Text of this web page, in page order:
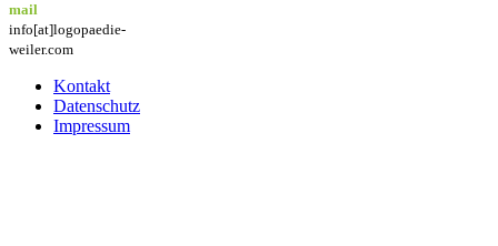
mail
info[at]logopaedie-
weiler.com
Kontakt
Datenschutz
Impressum